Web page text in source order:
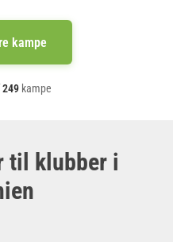
kampe
249kampe
til klubber i